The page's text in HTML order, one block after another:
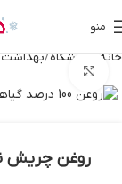
منو
خانه فروشگاه
روغن چریش